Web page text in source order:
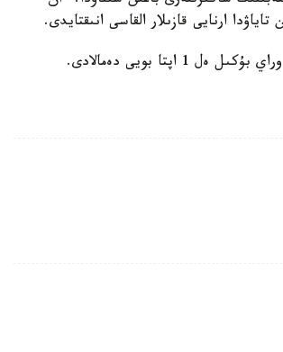
ارنايى قازىلار القاسى انىقتايدى.
بويى دەمالادى.